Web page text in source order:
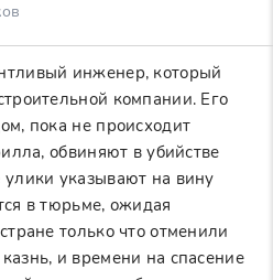
инженер, который
компании. Его
пока не происходит
обвиняют в убийстве
указывают на вину
в тюрьме, ожидая
только что отменили
и времени на спасение